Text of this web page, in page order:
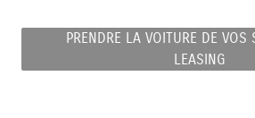
PRENDRE LA VOITURE DE VOS
LEASING